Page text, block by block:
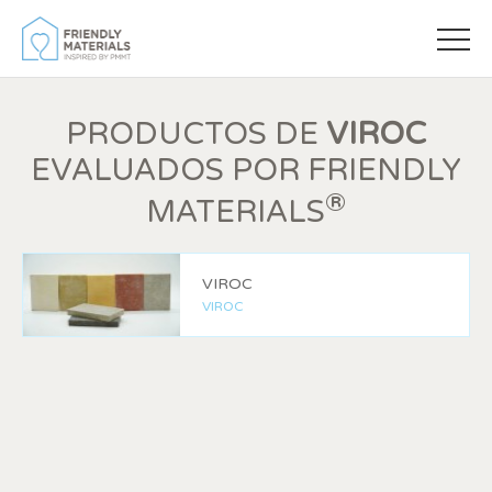
PRODUCTOS DE VIROC
EVALUADOS POR FRIENDLY
MATERIALS®
VIROC
VIROC
Modificar cookies